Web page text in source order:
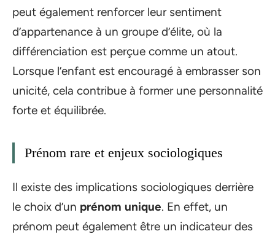
peut également renforcer leur sentiment
d’appartenance à un groupe d’élite, où la
différenciation est perçue comme un atout.
Lorsque l’enfant est encouragé à embrasser son
unicité, cela contribue à former une personnalité
forte et équilibrée.
Prénom rare et enjeux sociologiques
Il existe des implications sociologiques derrière
le choix d’un prénom unique. En effet, un
prénom peut également être un indicateur des